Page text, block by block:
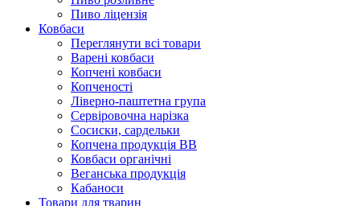
Пиво ліцензія
Ковбаси
Переглянути всі товари
Варені ковбаси
Копчені ковбаси
Копченості
Ліверно-паштетна група
Сервіровочна нарізка
Сосиски, сардельки
Копчена продукція ВВ
Ковбаси органічні
Веганська продукція
Кабаноси
Товари для тварин